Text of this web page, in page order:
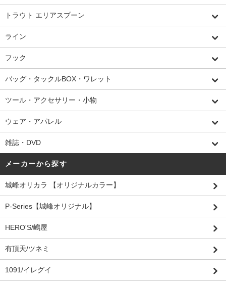
トラウト エリアスプーン
ライン
フック
バッグ・タックルBOX・ワレット
ツール・アクセサリー・小物
ウェア・アパレル
雑誌・DVD
メーカーから探す
城峰オリカラ 【オリジナルカラー】
P-Series【城峰オリジナル】
HERO'S/嶋屋
有頂天/ツネミ
1091/イレグイ